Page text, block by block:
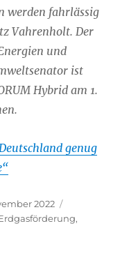
werden fahrlässig
Vahrenholt. Der
und
ist
Hybrid am 1.
genug
2022
,